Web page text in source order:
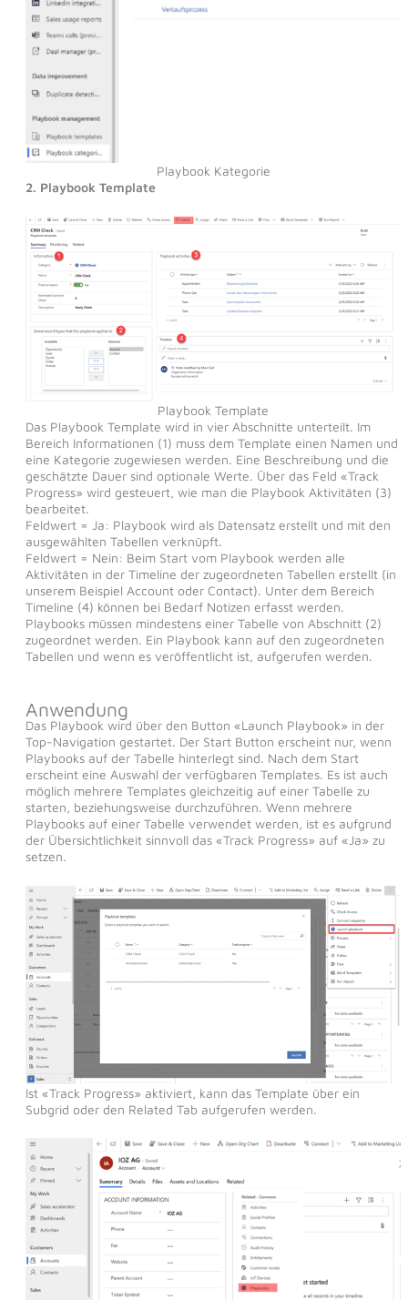
Playbook Kategorie
2. Playbook Template
Playbook Template
Das Playbook Template wird in vier Abschnitte unterteilt. Im
Bereich Informationen (1) muss dem Template einen Namen und
eine Kategorie zugewiesen werden. Eine Beschreibung und die
geschätzte Dauer sind optionale Werte. Über das Feld «Track
Progress» wird gesteuert, wie man die Playbook Aktivitäten (3)
bearbeitet.
Feldwert = Ja: Playbook wird als Datensatz erstellt und mit den
ausgewählten Tabellen verknüpft.
Feldwert = Nein: Beim Start vom Playbook werden alle
Aktivitäten in der Timeline der zugeordneten Tabellen erstellt (in
unserem Beispiel Account oder Contact). Unter dem Bereich
Timeline (4) können bei Bedarf Notizen erfasst werden.
Playbooks müssen mindestens einer Tabelle von Abschnitt (2)
zugeordnet werden. Ein Playbook kann auf den zugeordneten
Tabellen und wenn es veröffentlicht ist, aufgerufen werden.
Anwendung
Das Playbook wird über den Button «Launch Playbook» in der
Top-Navigation gestartet. Der Start Button erscheint nur, wenn
Playbooks auf der Tabelle hinterlegt sind. Nach dem Start
erscheint eine Auswahl der verfügbaren Templates. Es ist auch
möglich mehrere Templates gleichzeitig auf einer Tabelle zu
starten, beziehungsweise durchzuführen. Wenn mehrere
Playbooks auf einer Tabelle verwendet werden, ist es aufgrund
der Übersichtlichkeit sinnvoll das «Track Progress» auf «Ja» zu
setzen.
Ist «Track Progress» aktiviert, kann das Template über ein
Subgrid oder den Related Tab aufgerufen werden.